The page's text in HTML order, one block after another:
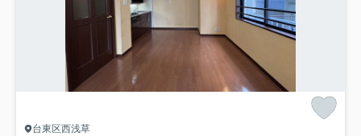
台東区西浅草